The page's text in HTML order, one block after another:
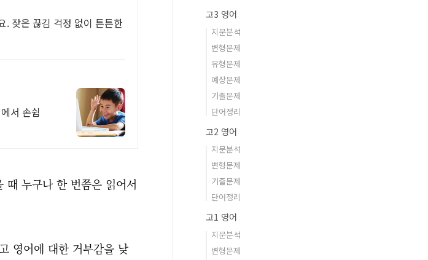
. 잦은 끊김 걱정 없이 튼튼한
서 손쉽
때 누구나 한 번쯤은 읽어서
영어에 대한 거부감을 낮
고3 영어
지문분석
변형문제
유형문제
예상문제
기출문제
단어정리
고2 영어
지문분석
변형문제
기출문제
단어정리
고1 영어
지문분석
변형문제